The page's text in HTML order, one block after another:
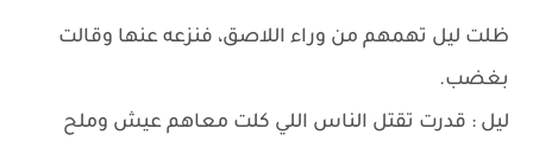
ظلت ليل تهمهم من وراء اللاصق، فنزعه عنها وقالت
بغضب.
ليل : قدرت تقتل الناس اللي كلت معاهم عيش وملح